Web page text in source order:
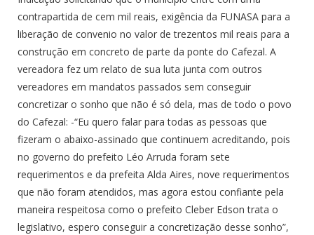
contrapartida de cem mil reais, exigência da FUNASA para a
liberação de convenio no valor de trezentos mil reais para a
construção em concreto de parte da ponte do Cafezal. A
vereadora fez um relato de sua luta junta com outros
vereadores em mandatos passados sem conseguir
concretizar o sonho que não é só dela, mas de todo o povo
do Cafezal: -“Eu quero falar para todas as pessoas que
fizeram o abaixo-assinado que continuem acreditando, pois
no governo do prefeito Léo Arruda foram sete
requerimentos e da prefeita Alda Aires, nove requerimentos
que não foram atendidos, mas agora estou confiante pela
maneira respeitosa como o prefeito Cleber Edson trata o
legislativo, espero conseguir a concretização desse sonho”,